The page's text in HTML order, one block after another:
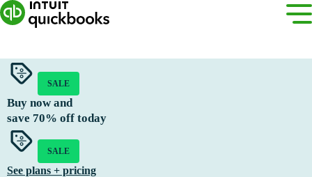
SALE
Buy now and
save 70% off today
SALE
See plans + pricing